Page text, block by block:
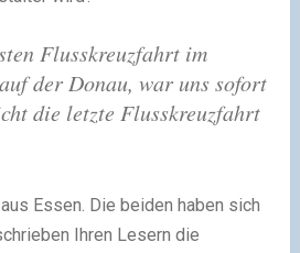
Flusskreuzfahrt im
der Donau, war uns sofort
die letzte Flusskreuzfahrt
Essen. Die beiden haben sich
Ihren Lesern die